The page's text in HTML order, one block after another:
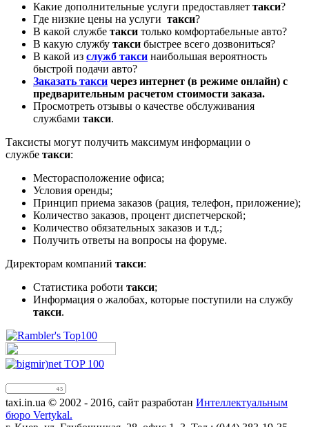
Какие дополнительные услуги предоставляет такси?
Где низкие цены на услуги такси?
В какой службе такси только комфортабельные авто?
В какую службу такси быстрее всего дозвониться?
В какой из служб такси наибольшая вероятность
быстрой подачи авто?
Заказать такси через интернет (в режиме онлайн) с
предварительным расчетом стоимости заказа.
Просмотреть отзывы о качестве обслуживания
службами такси.
Таксисты могут получить максимум информации о
службе такси:
Месторасположение офиса;
Условия оренды;
Принцип приема заказов (рация, телефон, приложение);
Количество заказов, процент диспетчерской;
Количество обязательных заказов и т.д.;
Получить ответы на вопросы на форуме.
Директорам компаний такси:
Статистика роботи такси;
Информация о жалобах, которые поступили на службу
такси.
taxi.in.ua © 2002 - 2016, сайт разработан Интеллектуальным
бюро Vertykal.